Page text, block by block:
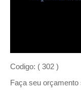
Codigo: ( 302 )
Faça seu